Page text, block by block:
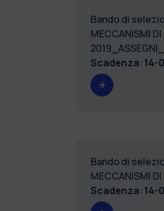
Bando di
MECCANISMI DI
Scadenza: 14-
Bando di
MECCANISMI
Scadenza: 14-